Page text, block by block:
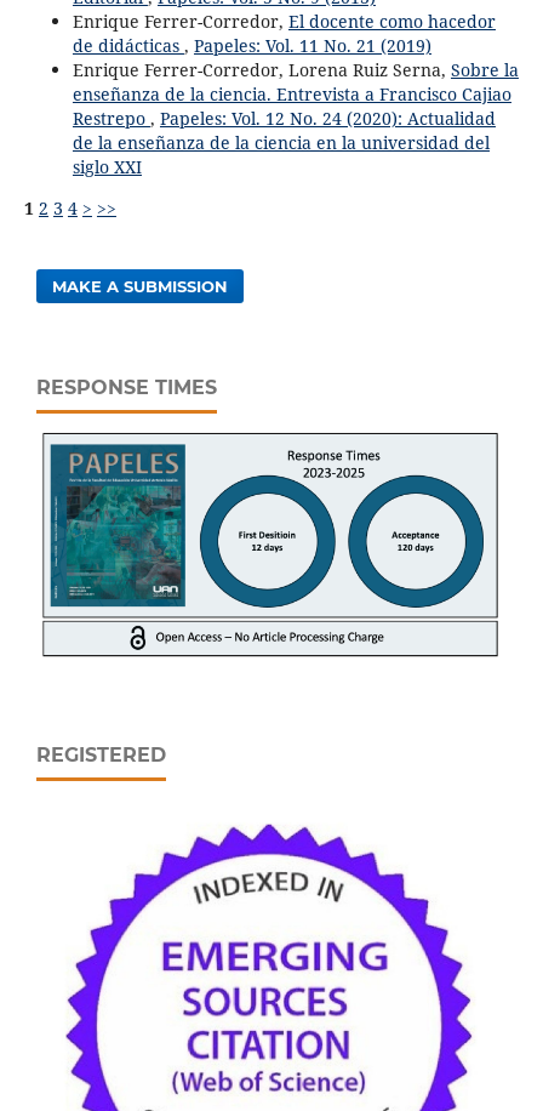
Enrique Ferrer-Corredor, El docente como hacedor
de didácticas , Papeles: Vol. 11 No. 21 (2019)
Enrique Ferrer-Corredor, Lorena Ruiz Serna, Sobre la
enseñanza de la ciencia. Entrevista a Francisco Cajiao
Restrepo , Papeles: Vol. 12 No. 24 (2020): Actualidad
de la enseñanza de la ciencia en la universidad del
siglo XXI
1 2 3 4 > >>
MAKE A SUBMISSION
RESPONSE TIMES
REGISTERED